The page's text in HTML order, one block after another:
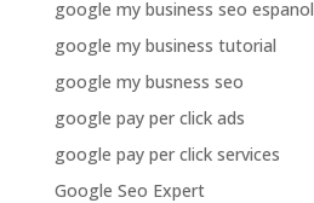
google my business seo espanol
google my business tutorial
google my busness seo
google pay per click ads
google pay per click services
Google Seo Expert